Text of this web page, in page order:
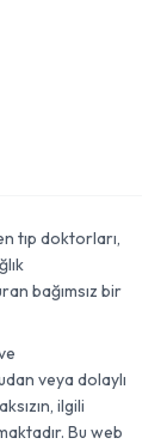
tıp doktorları,
bağımsız bir
veya dolaylı
ilgili
Bu web